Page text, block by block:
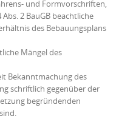
und Formvorschriften,
2 BauGB beachtliche
des Bebauungsplans
Mängel des
Bekanntmachung des
schriftlich gegenüber der
begründenden